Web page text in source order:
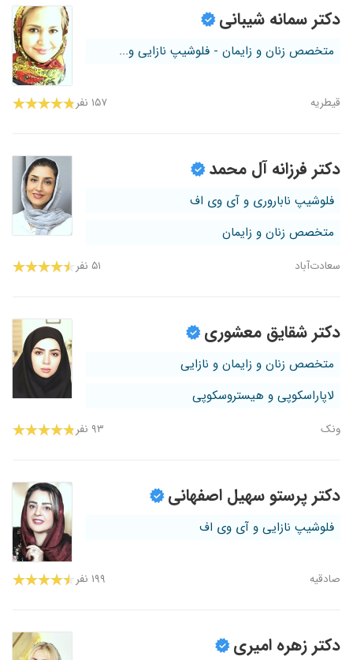
دکتر سمانه شیبانی
متخصص زنان و زایمان - فلوشیپ نازایی و...
قیطریه ۱۵۷ نفر
دکتر فرزانه آل محمد
فلوشیپ ناباروری و آی وی اف
متخصص زنان و زایمان
سعادت‌آباد ۵۱ نفر
دکتر شقایق معشوری
متخصص زنان و زایمان و نازایی
لاپاراسکوپی و هیستروسکوپی
ونک ۹۳ نفر
دکتر پرستو سهیل اصفهانی
فلوشیپ نازایی و آی وی اف
صادقیه ۱۹۹ نفر
دکتر زهره امیری